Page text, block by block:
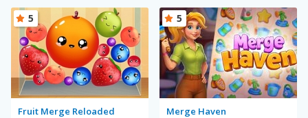
Fruit Merge Reloaded
5
Merge Haven
5